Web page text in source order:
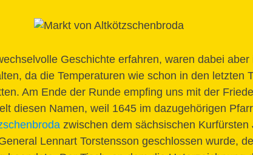
Geschichte erfahren, waren dabei aber
da die Temperaturen wie schon in den letzten
Am Ende der Runde empfing uns mit der
diesen Namen, weil 1645 im dazugehörigen
zwischen dem sächsischen Kurfürsten
Lennart Torstensson geschlossen wurde,